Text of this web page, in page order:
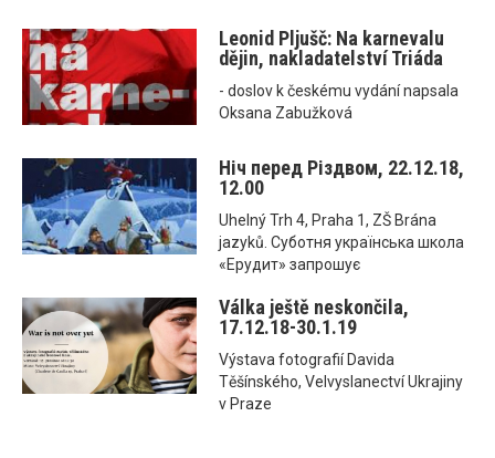
Leonid Pljušč: Na karnevalu
dějin, nakladatelství Triáda
- doslov k českému vydání napsala
Oksana Zabužková
Ніч перед Різдвом, 22.12.18,
12.00
Uhelný Trh 4, Praha 1, ZŠ Brána
jazyků. Суботня українська школа
«Ерудит» запрошує
Válka ještě neskončila,
17.12.18-30.1.19
Výstava fotografií Davida
Těšínského, Velvyslanectví Ukrajiny
v Praze